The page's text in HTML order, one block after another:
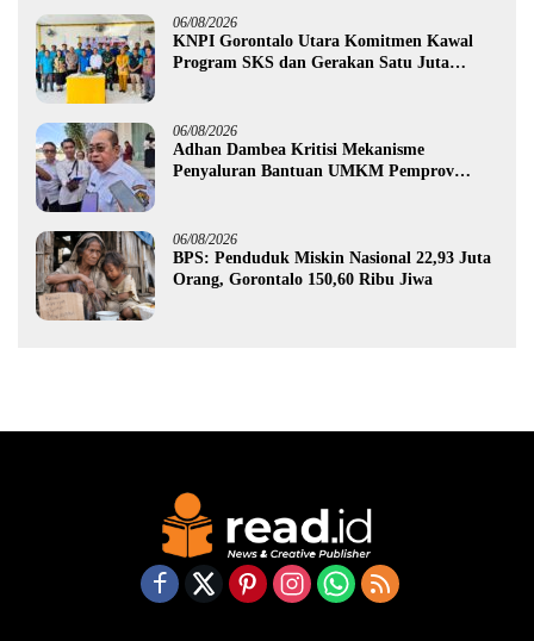
06/08/2026
KNPI Gorontalo Utara Komitmen Kawal
Program SKS dan Gerakan Satu Juta
06/08/2026
Adhan Dambea Kritisi Mekanisme
Penyaluran Bantuan UMKM Pemprov
06/08/2026
BPS: Penduduk Miskin Nasional 22,93 Juta
Orang, Gorontalo 150,60 Ribu Jiwa